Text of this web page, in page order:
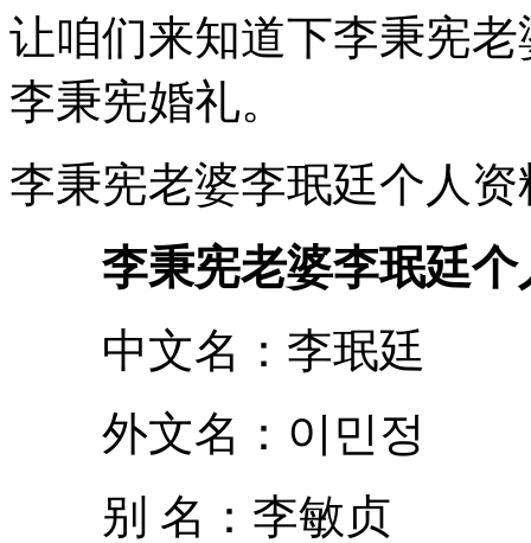
让咱们来知道下李秉宪
李秉宪婚礼。
李秉宪老婆李珉廷个人资
李秉宪老婆李珉廷个
中文名：李珉廷
外文名：이민정
别 名：李敏贞